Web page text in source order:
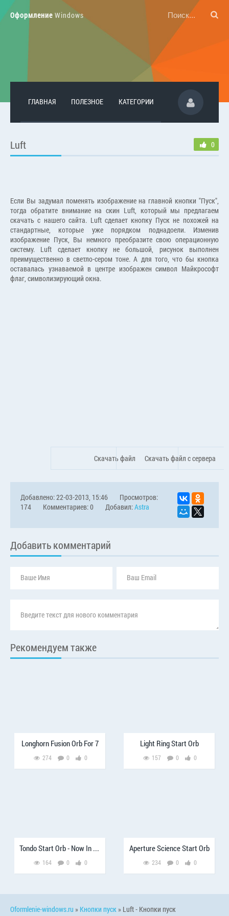
Оформление Windows
ГЛАВНАЯ ПОЛЕЗНОЕ КАТЕГОРИИ
Luft 0
Если Вы задумал поменять изображение на главной кнопки "Пуск",
тогда обратите внимание на скин Luft, который мы предлагаем
скачать с нашего сайта. Luft сделает кнопку Пуск не похожей на
стандартные, которые уже порядком поднадоели. Изменив
изображение Пуск, Вы немного преобразите свою операционную
систему. Luft сделает кнопку не большой, рисунок выполнен
преимущественно в светло-сером тоне. А для того, что бы кнопка
оставалась узнаваемой в центре изображен символ Майкрософт
флаг, символизирующий окна.
Скачать файл Скачать файл с сервера
Добавлено: 22-03-2013, 15:46
Просмотров:
174
Комментариев: 0 Добавил:Astra
Добавить комментарий
Рекомендуем также
Longhorn Fusion Orb For 7
274 0 0
Light Ring Start Orb
157 0 0
Tondo Start Orb - Now In Black
164 0 0
Aperture Science Start Orb
234 0 0
Oformlenie-windows.ru » Кнопки пуск » Luft - Кнопки пуск